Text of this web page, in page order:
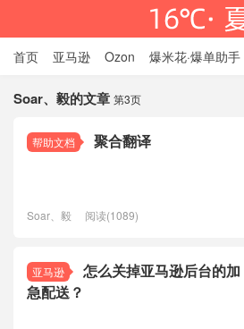
首页 亚马逊 Ozon 爆米花·爆单助手
Soar、毅的文章 第3页
帮助文档 聚合翻译
Soar、毅 阅读(1089)
亚马逊
怎么关掉亚马逊后台的加
急配送？